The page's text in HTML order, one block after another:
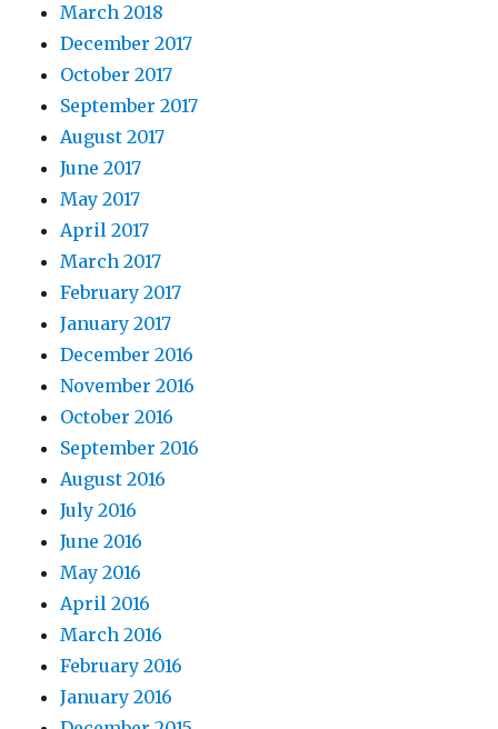
March 2018
December 2017
October 2017
September 2017
August 2017
June 2017
May 2017
April 2017
March 2017
February 2017
January 2017
December 2016
November 2016
October 2016
September 2016
August 2016
July 2016
June 2016
May 2016
April 2016
March 2016
February 2016
January 2016